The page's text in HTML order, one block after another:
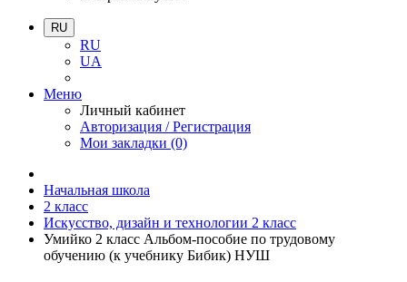
RU
RU
UA
Меню
Личный кабинет
Авторизация / Регистрация
Мои закладки (0)
Начальная школа
2 класс
Искусство, дизайн и технологии 2 класс
Умийко 2 класс Альбом-пособие по трудовому
обучению (к учебнику Бибик) НУШ